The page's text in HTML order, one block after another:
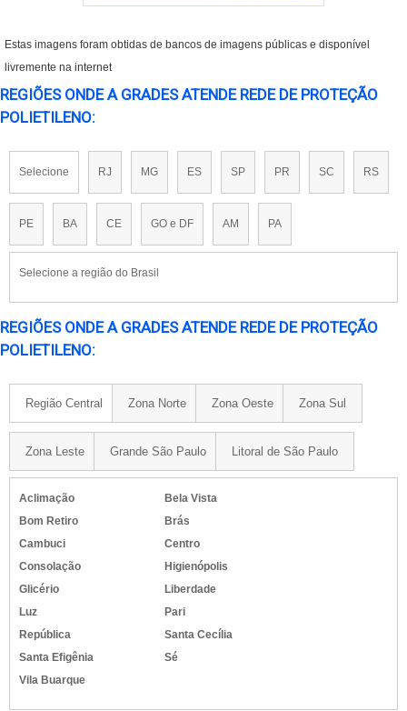
Estas imagens foram obtidas de bancos de imagens públicas e disponível
livremente na internet
REGIÕES ONDE A GRADES ATENDE REDE DE PROTEÇÃO
POLIETILENO:
Selecione RJ MG ES SP PR SC RS
PE BA CE GO e DF AM PA
Selecione a região do Brasil
REGIÕES ONDE A GRADES ATENDE REDE DE PROTEÇÃO
POLIETILENO:
Região Central Zona Norte Zona Oeste Zona Sul
Zona Leste Grande São Paulo Litoral de São Paulo
Aclimação
Bela Vista
Bom Retiro
Brás
Cambuci
Centro
Consolação
Higienópolis
Glicério
Liberdade
Luz
Pari
República
Santa Cecília
Santa Efigênia
Sé
Vila Buarque